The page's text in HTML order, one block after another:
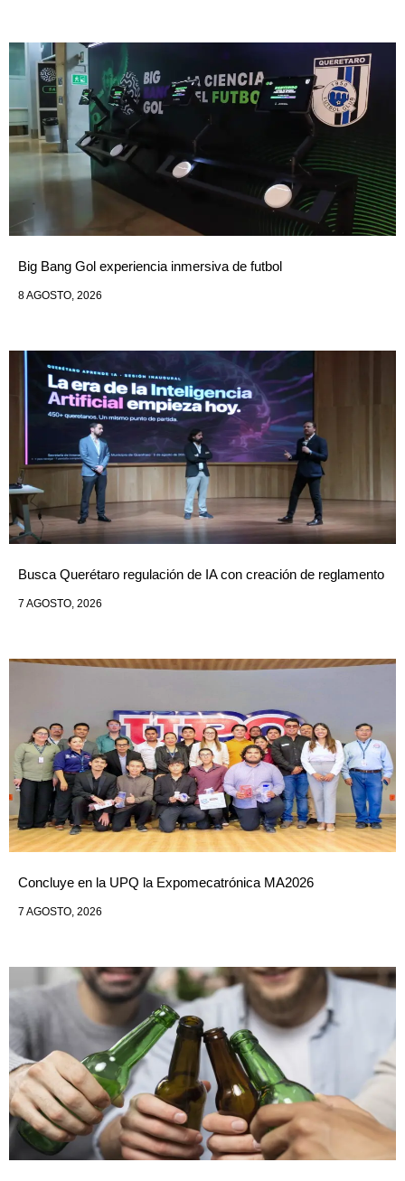
Big Bang Gol experiencia inmersiva de futbol
8 AGOSTO, 2026
Busca Querétaro regulación de IA con creación de reglamento
7 AGOSTO, 2026
Concluye en la UPQ la Expomecatrónica MA2026
7 AGOSTO, 2026